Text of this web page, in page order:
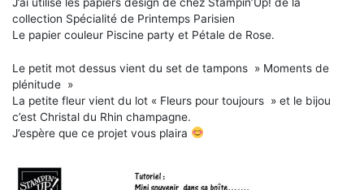
collection Spécialité de Printemps Parisien
Le papier couleur Piscine party et Pétale de Rose.
Le petit mot dessus vient du set de tampons » Moments de
plénitude »
La petite fleur vient du lot « Fleurs pour toujours » et le bijou
c’est Christal du Rhin champagne.
J’espère que ce projet vous plaira